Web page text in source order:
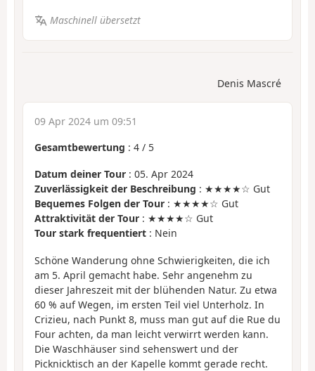
Maschinell übersetzt
Denis Mascré
09 Apr 2024 um 09:51
Gesamtbewertung : 4 / 5
Datum deiner Tour : 05. Apr 2024
Zuverlässigkeit der Beschreibung : ★★★★☆ Gut
Bequemes Folgen der Tour : ★★★★☆ Gut
Attraktivität der Tour : ★★★★☆ Gut
Tour stark frequentiert : Nein
Schöne Wanderung ohne Schwierigkeiten, die ich
am 5. April gemacht habe. Sehr angenehm zu
dieser Jahreszeit mit der blühenden Natur. Zu etwa
60 % auf Wegen, im ersten Teil viel Unterholz. In
Crizieu, nach Punkt 8, muss man gut auf die Rue du
Four achten, da man leicht verwirrt werden kann.
Die Waschhäuser sind sehenswert und der
Picknicktisch an der Kapelle kommt gerade recht.